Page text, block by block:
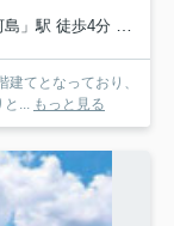
島」駅 徒歩4分 京成
てとなっており、
と... もっと見る